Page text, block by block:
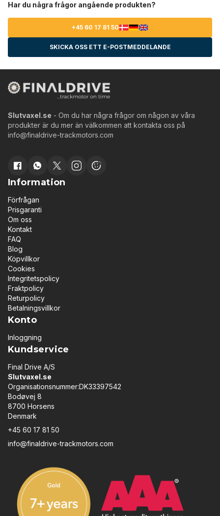
Har du några frågor angående produkten?
+45 60 17 81 50
SKICKA OSS ETT E-POSTMEDDELANDE
Slutvaxel.se - Om du har några frågor om någon av våra
produkter är du mer än välkommen att kontakta oss på
info@finaldrive-trackmotors.com
Information
Förfrågan
Prisgaranti
Om oss
Kontakt
FAQ
Blog
Köpvillkor
Cookies
Integritetspolicy
Fraktpolicy
Returpolicy
Betalningsvillkor
Konto
Inloggning
Kundservice
Final Drive A/S
Slutvaxel.se
Organisationsnummer:DK33397542
Bodøvej 8
8700 Horsens
Denmark
+45 60 17 81 50
info@finaldrive-trackmotors.com